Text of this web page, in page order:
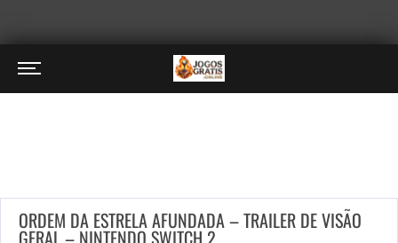
ORDEM DA ESTRELA AFUNDADA – TRAILER DE VISÃO
GERAL – NINTENDO SWITCH 2